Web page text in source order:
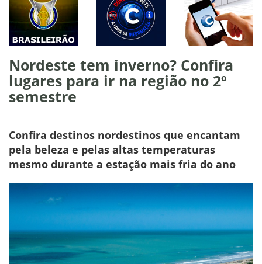
Nordeste tem inverno? Confira
lugares para ir na região no 2º
semestre
Confira destinos nordestinos que encantam
pela beleza e pelas altas temperaturas
mesmo durante a estação mais fria do ano